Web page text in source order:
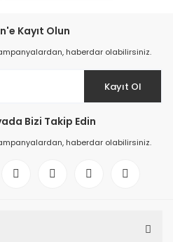
Kayıt Olun
haberdar olabilirsiniz.
Kayıt Ol
Bizi Takip Edin
haberdar olabilirsiniz.